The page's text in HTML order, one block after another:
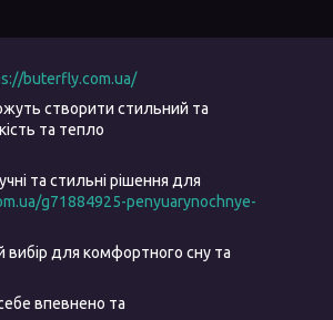
buterfly.com.ua/
створити стильний та
та тепло
та стильні рішення для
g71884925-penyuarynochnye-
для комфортного сну та
впевнено та